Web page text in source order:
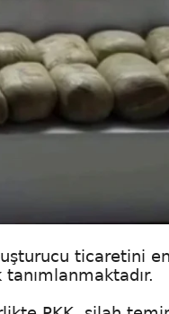
ticaretini